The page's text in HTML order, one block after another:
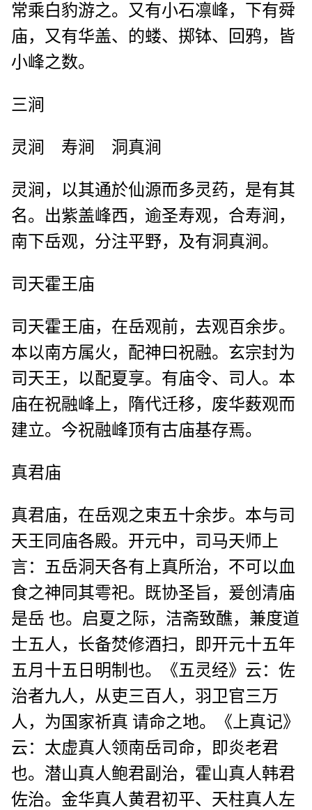
常乘白豹游之。又有小石凛峰，下有舜
庙，又有华盖、的蝼、掷钵、回鸦，皆
小峰之数。
三涧
灵涧 寿涧 洞真涧
灵涧，以其通於仙源而多灵药，是有其
名。出紫盖峰西，逾圣寿观，合寿涧，
南下岳观，分注平野，及有洞真涧。
司天霍王庙
司天霍王庙，在岳观前，去观百余步。
本以南方属火，配神曰祝融。玄宗封为
司天王，以配夏享。有庙令、司人。本
庙在祝融峰上，隋代迁移，废华薮观而
建立。今祝融峰顶有古庙基存焉。
真君庙
真君庙，在岳观之束五十余步。本与司
天王同庙各殿。开元中，司马天师上
言：五岳洞天各有上真所治，不可以血
食之神同其雩祀。既协圣旨，爰创清庙
是岳 也。启夏之际，洁斋致醮，兼度道
士五人，长备焚修酒扫，即开元十五年
五月十五日明制也。《五灵经》云：佐
治者九人，从吏三百人，羽卫官三万
人，为国家祈真 请命之地。《上真记》
云：太虚真人领南岳司命，即炎老君
也。潜山真人鲍君副治，霍山真人韩君
佐治。金华真人黄君初平、天柱真人左